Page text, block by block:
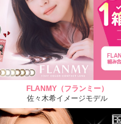
FLANMY（フランミー）
佐々木希イメージモデル